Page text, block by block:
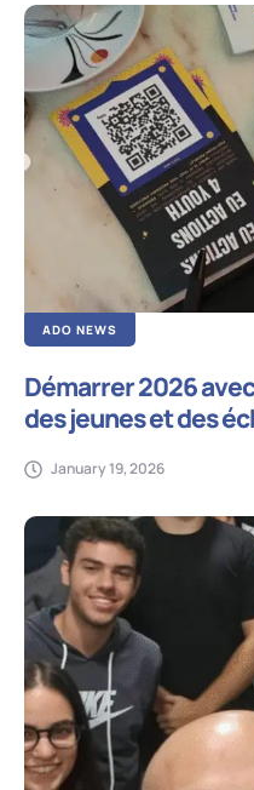
ADO NEWS
Démarrer 2026
des jeunes et des
January 19, 2026